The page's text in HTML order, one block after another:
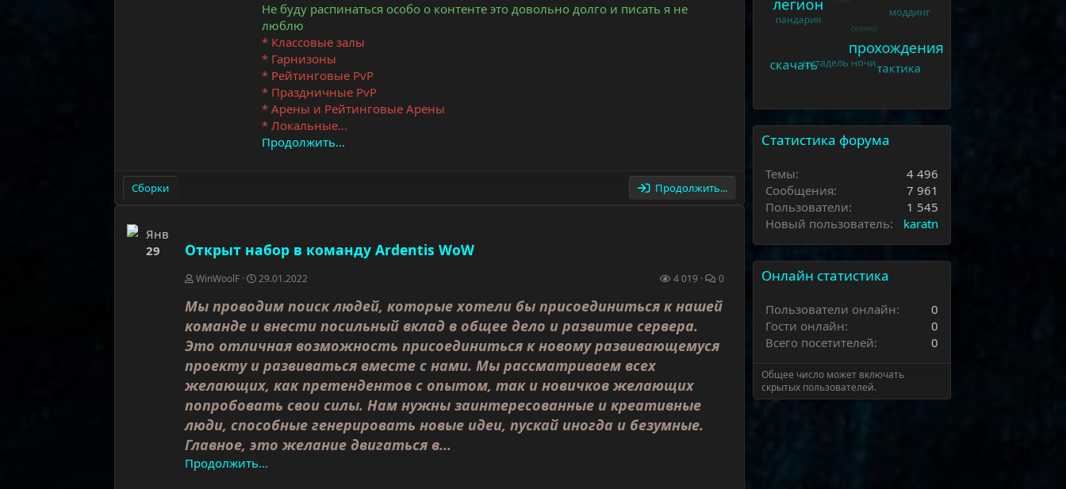
Не буду распинаться особо о контенте это довольно долго и писать я не
люблю
* Классовые залы
* Гарнизоны
* Рейтинговые PvP
* Праздничные PvP
* Арены и Рейтинговые Арены
* Локальные...
Продолжить...
Сборки Продолжить...
Янв
29
Открыт набор в команду Ardentis WoW
WinWoolF 29.01.2022 4 019 0
Мы проводим поиск людей, которые хотели бы присоединиться к нашей
команде и внести посильный вклад в общее дело и развитие сервера.
Это отличная возможность присоединиться к новому развивающемуся
проекту и развиваться вместе с нами. Мы рассматриваем всех
желающих, как претендентов с опытом, так и новичков желающих
попробовать свои силы. Нам нужны заинтересованные и креативные
люди, способные генерировать новые идеи, пускай иногда и безумные.
Главное, это желание двигаться в...
Продолжить...
Статистика форума
Темы
4 496
Сообщения
7 961
Пользователи
1 545
Новый пользователь
karatn
Онлайн статистика
Пользователи онлайн
0
Гости онлайн
0
Всего посетителей
0
Общее число может включать
скрытых пользователей.